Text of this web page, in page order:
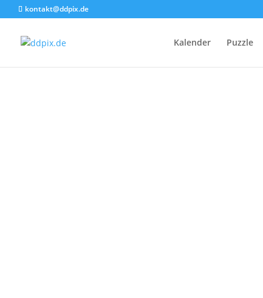
kontakt@ddpix.de
Kalender Puzzle